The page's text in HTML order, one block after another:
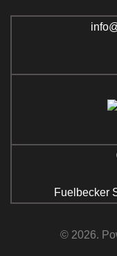
Fuelbecker
© 2026.